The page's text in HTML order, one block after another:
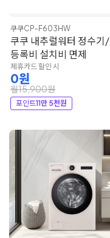
쿠쿠CP-F603HW
쿠쿠 내추럴워터 정수기/
등록비 설치비 면제
제휴카드 할인 시
0원
월15,900원
포인트11만 5천원